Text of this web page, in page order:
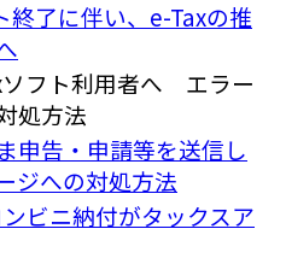
了に伴い、e-Taxの推
フト利用者へ エラー
処方法
申告・申請等を送信し
ジへの対処方法
ビニ納付がタックスア